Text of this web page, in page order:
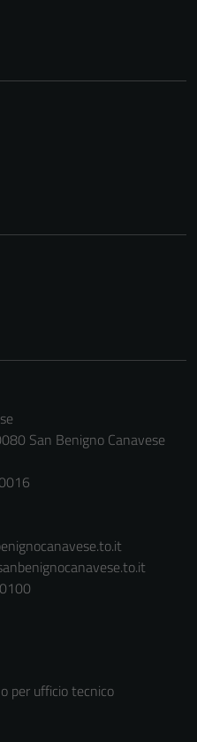
San Benigno Canavese
per ufficio tecnico
Tecnici
Questi cookie
sono necessari
possono